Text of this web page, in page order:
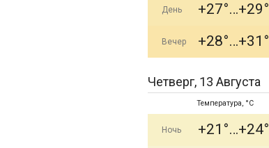
День +27° +29°
Вечер +28° +31°
Четверг, 13 Августа
Температура, °C
Ночь +21° +24°